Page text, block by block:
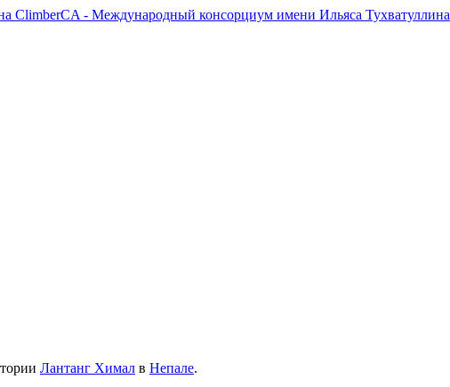
ClimberCA - Международный консорциум имени Ильяса Тухватуллина
Лантанг Химал в Непале.